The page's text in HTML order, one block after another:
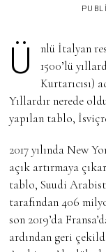
Ünlü İtalyan
1500’lü
Kurtarıcısı)
Yıllardır nerede
yapılan tablo,
2017 yılında New
açık artırmaya
tablo, Suudi
tarafından 406
son 2019’da
ardından geri